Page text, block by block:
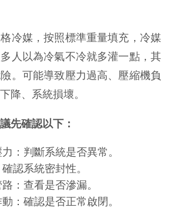
冷媒，按照標準重量填充，冷媒
人以為冷氣不冷就多灌一點，其
。可能導致壓力過高、壓縮機負
降、系統損壞。
先確認以下：
：判斷系統是否異常。
認系統密封性。
：查看是否滲漏。
：確認是否正常啟閉。